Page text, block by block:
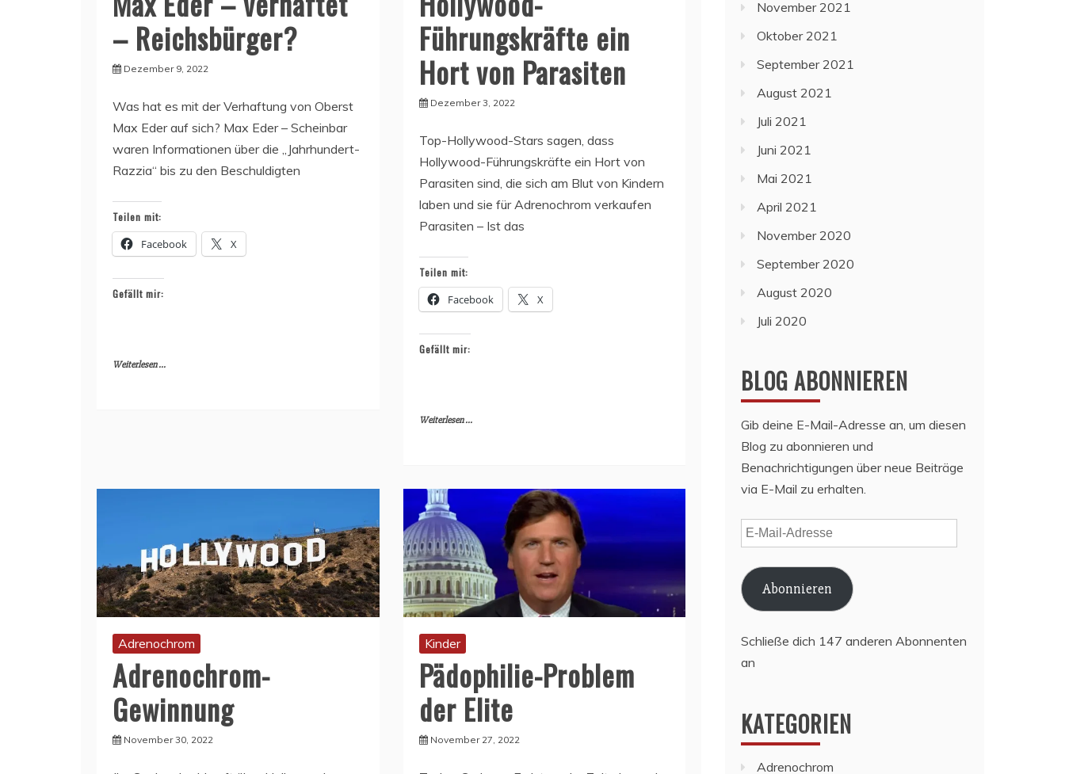
– Reichsbürger?
Dezember 9, 2022
Was hat es mit der Verhaftung von Oberst
Max Eder auf sich? Max Eder – Scheinbar
waren Informationen über die „Jahrhundert-
Razzia“ bis zu den Beschuldigten
Teilen mit:
Facebook X
Gefällt mir:
Weiterlesen ...
Führungskräfte ein
Hort von Parasiten
Dezember 3, 2022
Top-Hollywood-Stars sagen, dass
Hollywood-Führungskräfte ein Hort von
Parasiten sind, die sich am Blut von Kindern
laben und sie für Adrenochrom verkaufen
Parasiten – Ist das
Teilen mit:
Facebook X
Gefällt mir:
Weiterlesen ...
Adrenochrom
Adrenochrom-
Gewinnung
November 30, 2022
Kinder
Pädophilie-Problem
der Elite
November 27, 2022
November 2021
Oktober 2021
September 2021
August 2021
Juli 2021
Juni 2021
Mai 2021
April 2021
November 2020
September 2020
August 2020
Juli 2020
BLOG ABONNIEREN
Gib deine E-Mail-Adresse an, um diesen
Blog zu abonnieren und
Benachrichtigungen über neue Beiträge
via E-Mail zu erhalten.
E-
Mail-
Adresse
Abonnieren
Schließe dich 147 anderen Abonnenten
an
KATEGORIEN
Adrenochrom